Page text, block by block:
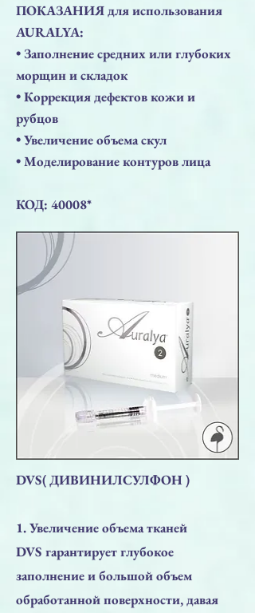
ПОКАЗАНИЯ для использования
AURALYA:
• Заполнение средних или глубоких
морщин и складок
• Коррекция дефектов кожи и
рубцов
• Увеличение объема скул
• Моделирование контуров лица
КОД: 40008*
DVS( ДИВИНИЛСУЛФОН )
1. Увеличение объема тканей
DVS гарантирует глубокое
заполнение и большой объем
обработанной поверхности, давая